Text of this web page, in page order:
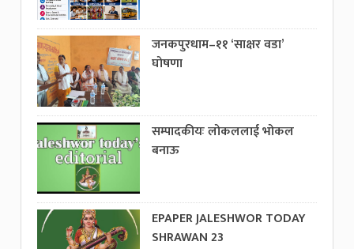
जनकपुरधाम–११ ‘साक्षर वडा’
घोषणा
सम्पादकीयः लोकललाई भोकल
बनाऊ
EPAPER JALESHWOR TODAY
SHRAWAN 23